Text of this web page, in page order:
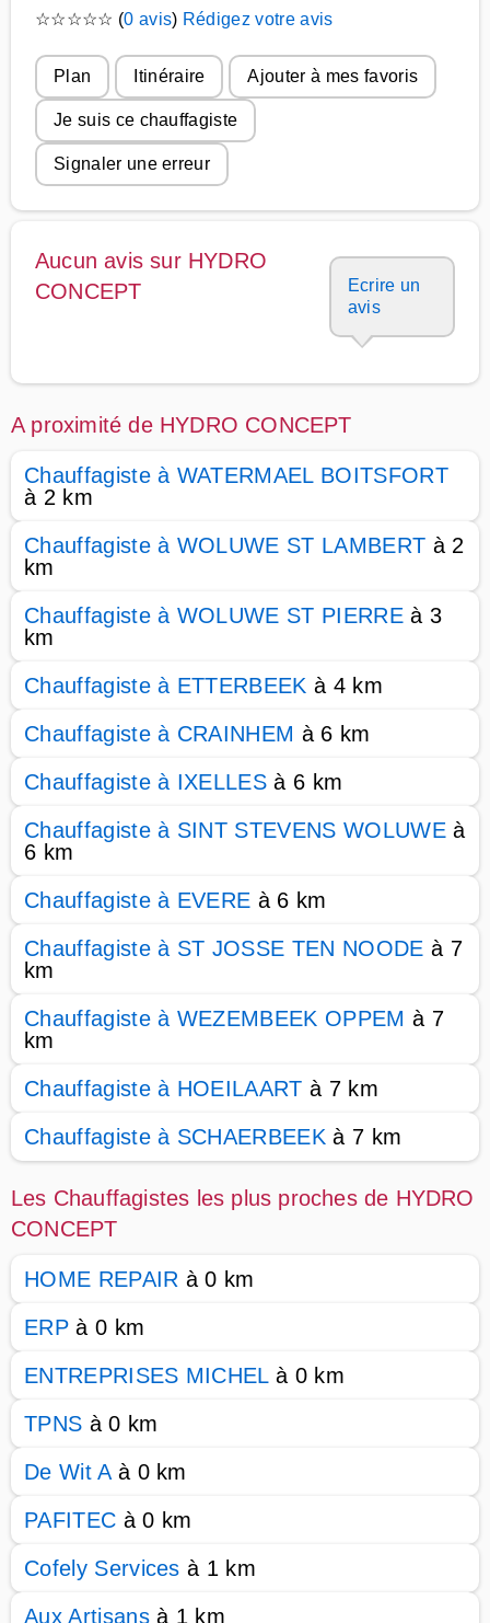
☆☆☆☆☆ (0 avis) Rédigez votre avis
Plan Itinéraire Ajouter à mes favoris
Je suis ce chauffagiste
Signaler une erreur
Aucun avis sur HYDRO
CONCEPT
Ecrire un
avis
A proximité de HYDRO CONCEPT
Chauffagiste à WATERMAEL BOITSFORT
à 2 km
Chauffagiste à WOLUWE ST LAMBERT à 2
km
Chauffagiste à WOLUWE ST PIERREà 3
km
Chauffagiste à ETTERBEEK à 4 km
Chauffagiste à CRAINHEM à 6 km
Chauffagiste à IXELLES à 6 km
Chauffagiste à SINT STEVENS WOLUWEà
6 km
Chauffagiste à EVERE à 6 km
Chauffagiste à ST JOSSE TEN NOODE à 7
km
Chauffagiste à WEZEMBEEK OPPEM à 7
km
Chauffagiste à HOEILAART à 7 km
Chauffagiste à SCHAERBEEK à 7 km
Les Chauffagistes les plus proches de HYDRO
CONCEPT
HOME REPAIR à 0 km
ERPà 0 km
ENTREPRISES MICHELà 0 km
TPNS à 0 km
De Wit Aà 0 km
PAFITEC à 0 km
Cofely Services à 1 km
Aux Artisansà 1 km